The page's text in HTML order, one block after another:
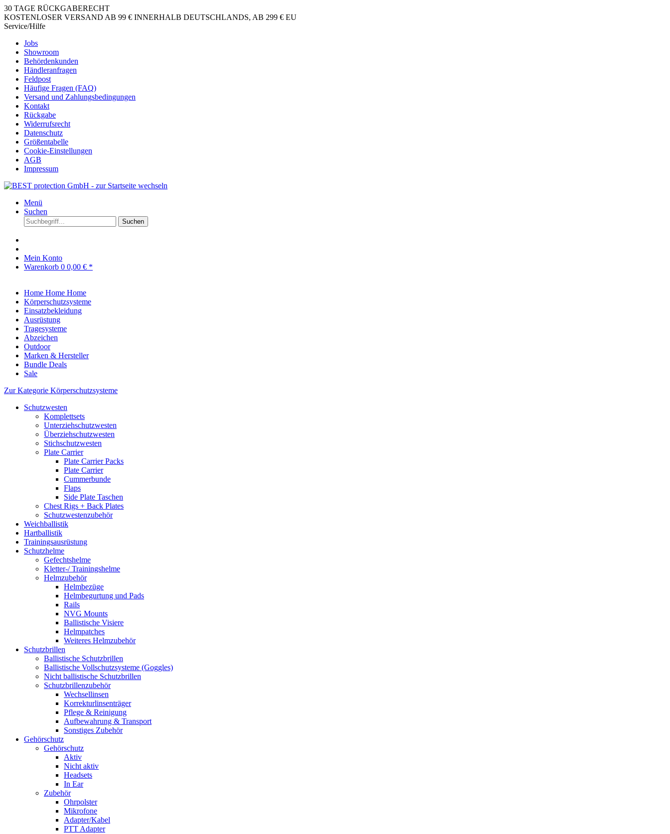
30 TAGE RÜCKGABERECHT
KOSTENLOSER VERSAND AB 99 € INNERHALB DEUTSCHLANDS, AB 299 € EU
Service/Hilfe
Jobs
Showroom
Behördenkunden
Händleranfragen
Feldpost
Häufige Fragen (FAQ)
Versand und Zahlungsbedingungen
Kontakt
Rückgabe
Widerrufsrecht
Datenschutz
Größentabelle
Cookie-Einstellungen
AGB
Impressum
Menü
Suchen
Suchen
Mein Konto
Warenkorb 0 0,00 € *
Home Home Home
Körperschutzsysteme
Einsatzbekleidung
Ausrüstung
Tragesysteme
Abzeichen
Outdoor
Marken & Hersteller
Bundle Deals
Sale
Zur Kategorie Körperschutzsysteme
Schutzwesten
Komplettsets
Unterziehschutzwesten
Überziehschutzwesten
Stichschutzwesten
Plate Carrier
Plate Carrier Packs
Plate Carrier
Cummerbunde
Flaps
Side Plate Taschen
Chest Rigs + Back Plates
Schutzwestenzubehör
Weichballistik
Hartballistik
Trainingsausrüstung
Schutzhelme
Gefechtshelme
Kletter-/ Trainingshelme
Helmzubehör
Helmbezüge
Helmbegurtung und Pads
Rails
NVG Mounts
Ballistische Visiere
Helmpatches
Weiteres Helmzubehör
Schutzbrillen
Ballistische Schutzbrillen
Ballistische Vollschutzsysteme (Goggles)
Nicht ballistische Schutzbrillen
Schutzbrillenzubehör
Wechsellinsen
Korrekturlinsenträger
Pflege & Reinigung
Aufbewahrung & Transport
Sonstiges Zubehör
Gehörschutz
Gehörschutz
Aktiv
Nicht aktiv
Headsets
In Ear
Zubehör
Ohrpolster
Mikrofone
Adapter/Kabel
PTT Adapter